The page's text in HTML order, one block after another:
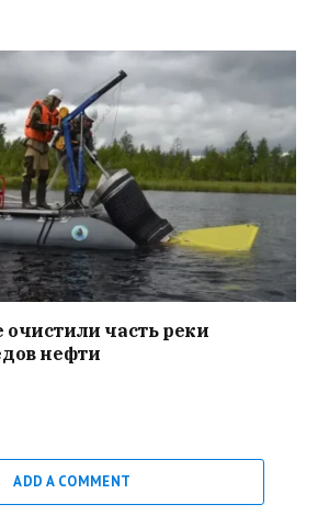
часть реки
нефти
ADD A COMMENT